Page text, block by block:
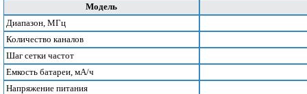
Модель
Диапазон, МГц
Количество каналов
Шаг сетки частот
Емкость батареи, мА/ч
Напряжение питания